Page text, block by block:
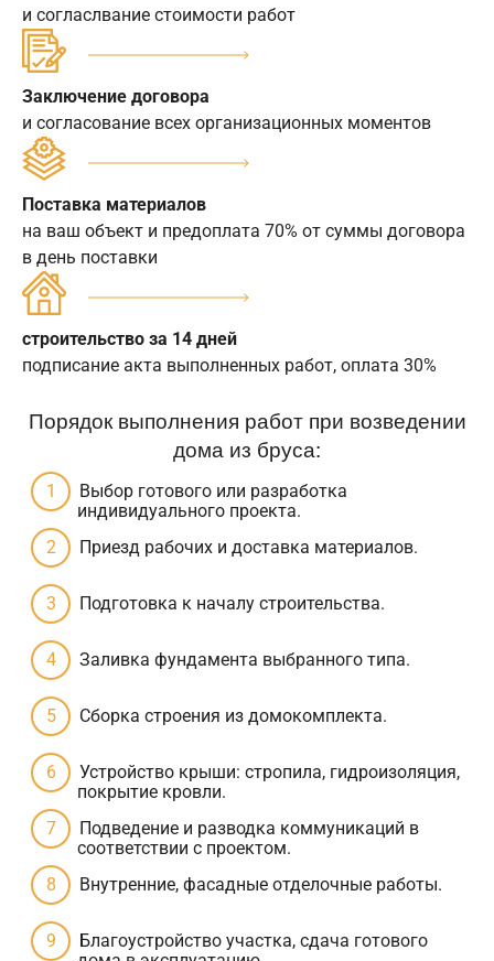
и согласлвание стоимости работ
Заключение договора
и согласование всех организационных моментов
Поставка материалов
на ваш объект и предоплата 70% от суммы договора
в день поставки
строительство за 14 дней
подписание акта выполненных работ, оплата 30%
Порядок выполнения работ при возведении
дома из бруса:
Выбор готового или разработка
индивидуального проекта.
Приезд рабочих и доставка материалов.
Подготовка к началу строительства.
Заливка фундамента выбранного типа.
Сборка строения из домокомплекта.
Устройство крыши: стропила, гидроизоляция,
покрытие кровли.
Подведение и разводка коммуникаций в
соответствии с проектом.
Внутренние, фасадные отделочные работы.
Благоустройство участка, сдача готового